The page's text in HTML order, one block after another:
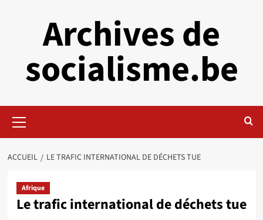
Archives de
socialisme.be
principal
ACCUEIL LE TRAFIC INTERNATIONAL DE DÉCHETS TUE
Afrique
Le trafic international de déchets tue